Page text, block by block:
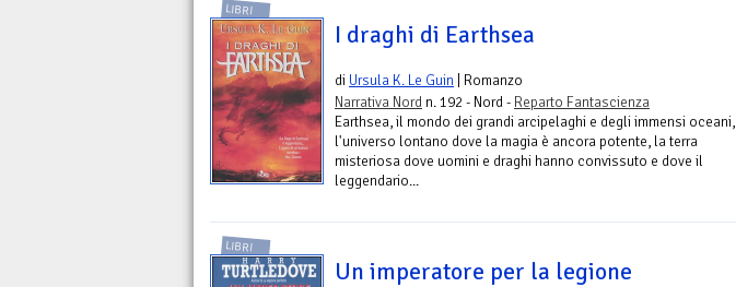
LIBRI
I draghi di Earthsea
di Ursula K. Le Guin | Romanzo
Narrativa Nord n. 192 - Nord - Reparto Fantascienza
Earthsea, il mondo dei grandi arcipelaghi e degli immensi oceani,
l'universo lontano dove la magia è ancora potente, la terra
misteriosa dove uomini e draghi hanno convissuto e dove il
leggendario...
LIBRI
Un imperatore per la legione